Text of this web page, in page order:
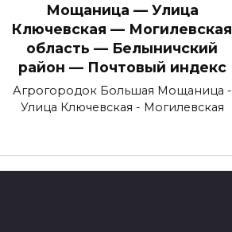
Мощаница — Улица
Ключевская — Могилевская
область — Белыничский
район — Почтовый индекс
Агрогородок Большая Мощаница -
Улица Ключевская - Могилевская